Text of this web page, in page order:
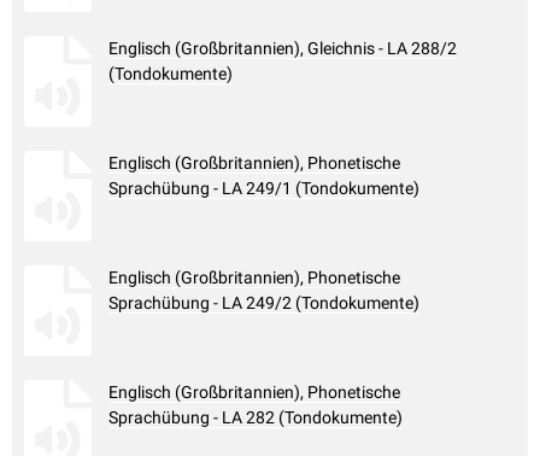
Englisch (Großbritannien), Gleichnis - LA 288/2
(Tondokumente)
Englisch (Großbritannien), Phonetische
Sprachübung - LA 249/1 (Tondokumente)
Englisch (Großbritannien), Phonetische
Sprachübung - LA 249/2 (Tondokumente)
Englisch (Großbritannien), Phonetische
Sprachübung - LA 282 (Tondokumente)